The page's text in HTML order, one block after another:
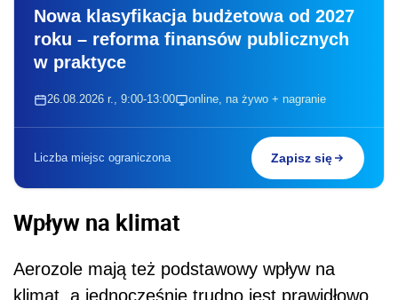
Nowa klasyfikacja budżetowa od 2027
roku – reforma finansów publicznych
w praktyce
26.08.2026 r., 9:00-13:00 online, na żywo + nagranie
Liczba miejsc ograniczona Zapisz się
Wpływ na klimat
Aerozole mają też podstawowy wpływ na
klimat, a jednocześnie trudno jest prawidłowo